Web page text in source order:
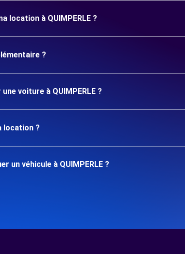
location à QUIMPERLE ?
?
voiture à QUIMPERLE ?
location ?
un véhicule à QUIMPERLE ?